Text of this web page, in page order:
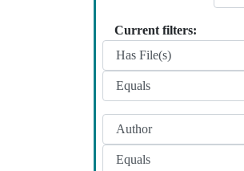
Current filters: